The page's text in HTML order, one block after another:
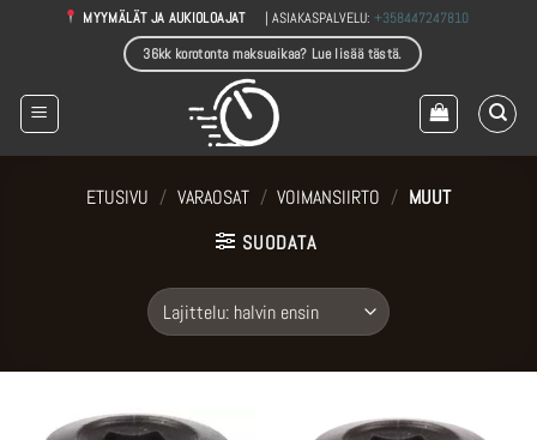
MYYMÄLÄT JA AUKIOLOAJAT | ASIAKASPALVELU:+358447247810
36kk korotonta maksuaikaa? Lue lisää tästä.
ETUSIVU / VARAOSAT / VOIMANSIIRTO / MUUT
SUODATA